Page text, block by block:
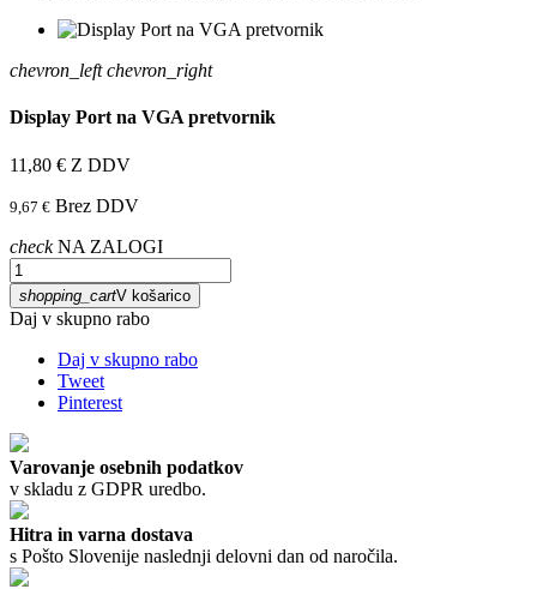
chevron_left chevron_right
Display Port na VGA pretvornik
11,80 € Z DDV
9,67 € Brez DDV
checkNA ZALOGI
shopping_cartV košarico
Daj v skupno rabo
Daj v skupno rabo
Tweet
Pinterest
Varovanje osebnih podatkov
v skladu z GDPR uredbo.
Hitra in varna dostava
s Pošto Slovenije naslednji delovni dan od naročila.